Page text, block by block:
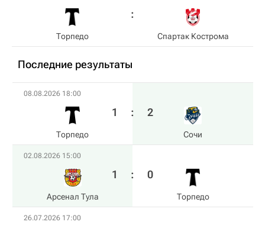
Торпедо Спартак Кострома
Последние результаты
08.08.2026 18:00
Торпедо
1 : 2
Сочи
02.08.2026 15:00
Арсенал Тула
1 : 0
Торпедо
26.07.2026 17:00